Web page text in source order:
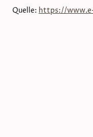
Quelle: https://